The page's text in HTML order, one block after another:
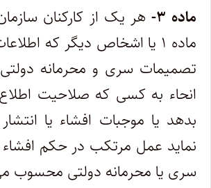
ماده ۳-
هر یک از کارکنان
ماده ۱ یا اشخاص دیگر که
تصمیمات سری و محرمانه دولتی
انحاء به کسی که صلاحیت اطلاع
بدهد یا موجبات افشاء یا
نماید عمل مرتکب در حکم افشاء
سری یا محرمانه دولتی محسوب